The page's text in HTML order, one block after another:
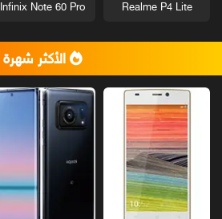
Realme P4 Lite
Infinix Note 60 Pro
الأكثر شهرة